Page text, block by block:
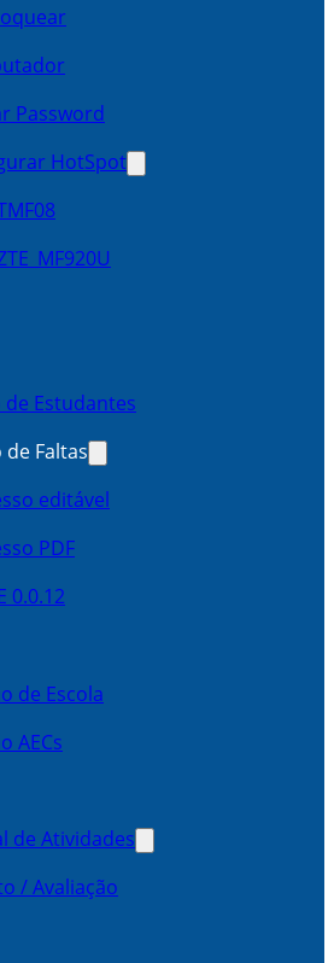
Password
HotSpot
de Estudantes
de Faltas
editável
PDF
0.0.12
de Escola
AECs
de Atividades
/ Avaliação